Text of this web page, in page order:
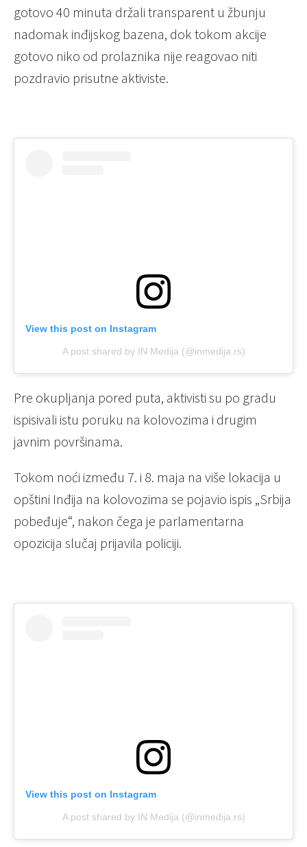
gotovo 40 minuta držali transparent u žbunju
nadomak inđijskog bazena, dok tokom akcije
gotovo niko od prolaznika nije reagovao niti
pozdravio prisutne aktiviste.
View this post on Instagram
A post shared by IN Medija (@inmedija.rs)
Pre okupljanja pored puta, aktivisti su po gradu
ispisivali istu poruku na kolovozima i drugim
javnim površinama.
Tokom noći između 7. i 8. maja na više lokacija u
opštini Inđija na kolovozima se pojavio ispis „Srbija
pobeđuje“, nakon čega je parlamentarna
opozicija slučaj prijavila policiji.
View this post on Instagram
A post shared by IN Medija (@inmedija.rs)